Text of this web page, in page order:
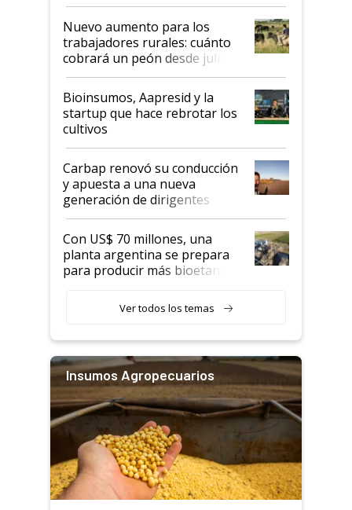
Nuevo aumento para los
trabajadores rurales: cuánto
cobrará un peón desde julio
Bioinsumos, Aapresid y la
startup que hace rebrotar los
cultivos
Carbap renovó su conducción
y apuesta a una nueva
generación de dirigentes
rurales
Con US$ 70 millones, una
planta argentina se prepara
para producir más bioetanol
Ver todos los temas
Insumos Agropecuarios